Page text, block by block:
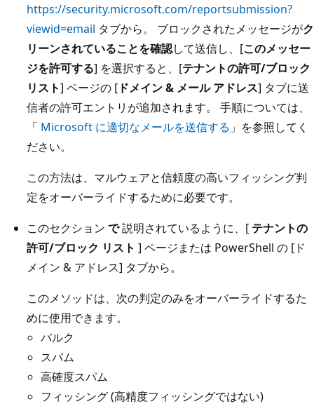
https://security.microsoft.com/reportsubmission?
viewid=email タブから。 ブロックされたメッセージがク
リーンされていることを確認して送信し、[このメッセー
ジを許可する] を選択すると、[テナントの許可/ブロック
リスト] ページの [ ドメイン & メール アドレス] タブに送
信者の許可エントリが追加されます。 手順については、
「 Microsoft に適切なメールを送信する 」を参照してく
ださい。
この方法は、マルウェアと信頼度の高いフィッシング判
定をオーバーライドするために必要です。
このセクション で説明されているように、[ テナントの
許可/ブロック リスト ] ページまたは PowerShell の [ド
メイン & アドレス] タブから。
このメソッドは、次の判定のみをオーバーライドするた
めに使用できます。
バルク
スパム
高確度スパム
フィッシング (高精度フィッシングではない)